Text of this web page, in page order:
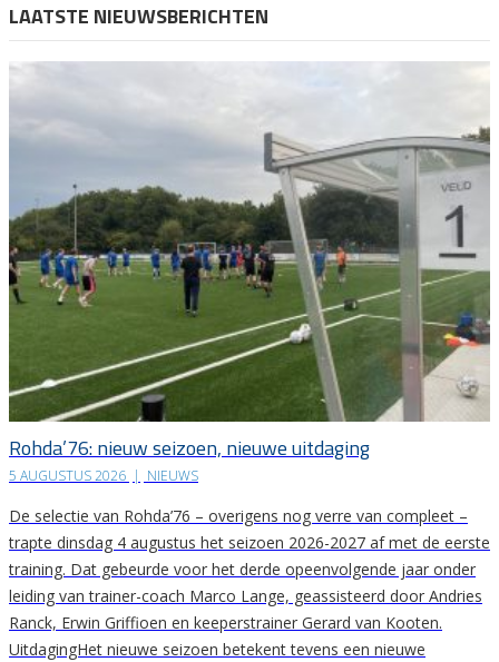
LAATSTE NIEUWSBERICHTEN
Rohda’76: nieuw seizoen, nieuwe uitdaging
5 AUGUSTUS 2026 | NIEUWS
De selectie van Rohda’76 – overigens nog verre van compleet –
trapte dinsdag 4 augustus het seizoen 2026-2027 af met de eerste
training. Dat gebeurde voor het derde opeenvolgende jaar onder
leiding van trainer-coach Marco Lange, geassisteerd door Andries
Ranck, Erwin Griffioen en keeperstrainer Gerard van Kooten.
UitdagingHet nieuwe seizoen betekent tevens een nieuwe